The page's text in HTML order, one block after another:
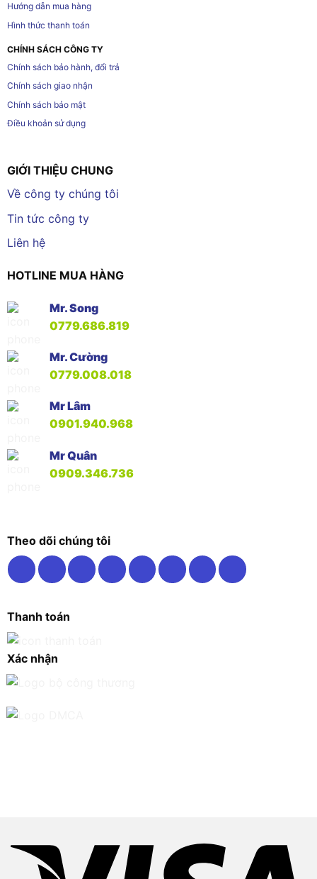
Hướng dẫn mua hàng
Hình thức thanh toán
CHÍNH SÁCH CÔNG TY
Chính sách bảo hành, đổi trả
Chính sách giao nhận
Chính sách bảo mật
Điều khoản sử dụng
GIỚI THIỆU CHUNG
Về công ty chúng tôi
Tin tức công ty
Liên hệ
HOTLINE MUA HÀNG
Mr. Song
0779.686.819
Mr. Cường
0779.008.018
Mr Lâm
0901.940.968
Mr Quân
0909.346.736
Theo dõi chúng tôi
Thanh toán
Xác nhận